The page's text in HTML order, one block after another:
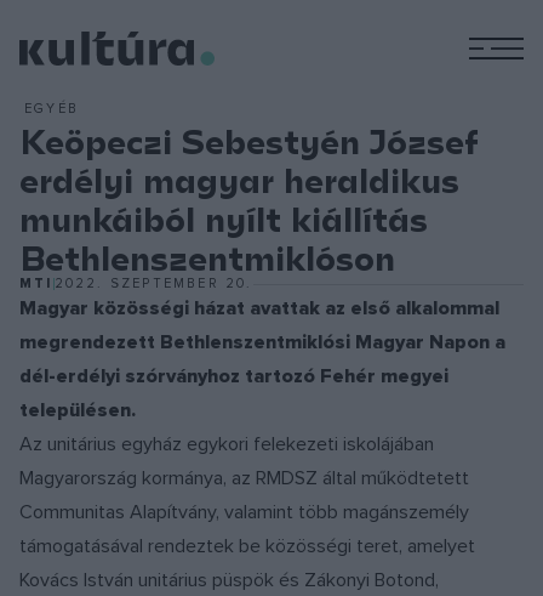
EGYÉB
Keöpeczi Sebestyén József
erdélyi magyar heraldikus
munkáiból nyílt kiállítás
Bethlenszentmiklóson
MTI 2022. SZEPTEMBER 20.
Magyar közösségi házat avattak az első alkalommal
megrendezett Bethlenszentmiklósi Magyar Napon a
dél-erdélyi szórványhoz tartozó Fehér megyei
településen.
Az unitárius egyház egykori felekezeti iskolájában
Magyarország kormánya, az RMDSZ által működtetett
Communitas Alapítvány, valamint több magánszemély
támogatásával rendeztek be közösségi teret, amelyet
Kovács István unitárius püspök és Zákonyi Botond,